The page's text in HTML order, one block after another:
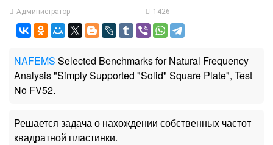
Администратор 1426
NAFEMS Selected Benchmarks for Natural Frequency
Analysis "Simply Supported "Solid" Square Plate", Test
No FV52.
Решается задача о нахождении собственных частот
квадратной пластинки.